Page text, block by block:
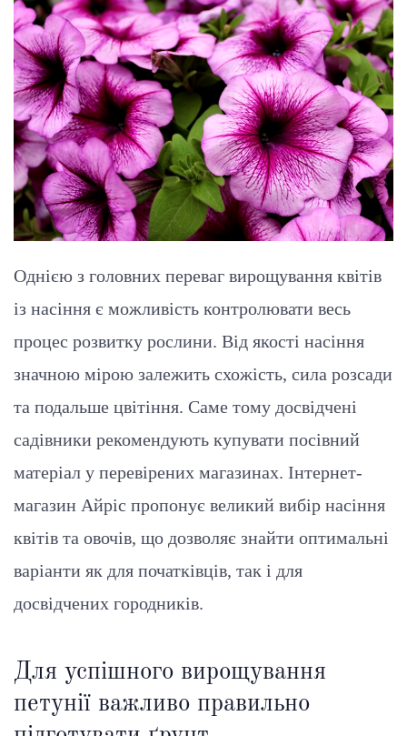
Однією з головних переваг вирощування квітів
із насіння є можливість контролювати весь
процес розвитку рослини. Від якості насіння
значною мірою залежить схожість, сила розсади
та подальше цвітіння. Саме тому досвідчені
садівники рекомендують купувати посівний
матеріал у перевірених магазинах. Інтернет-
магазин Айріс пропонує великий вибір насіння
квітів та овочів, що дозволяє знайти оптимальні
варіанти як для початківців, так і для
досвідчених городників.
Для успішного вирощування
петунії важливо правильно